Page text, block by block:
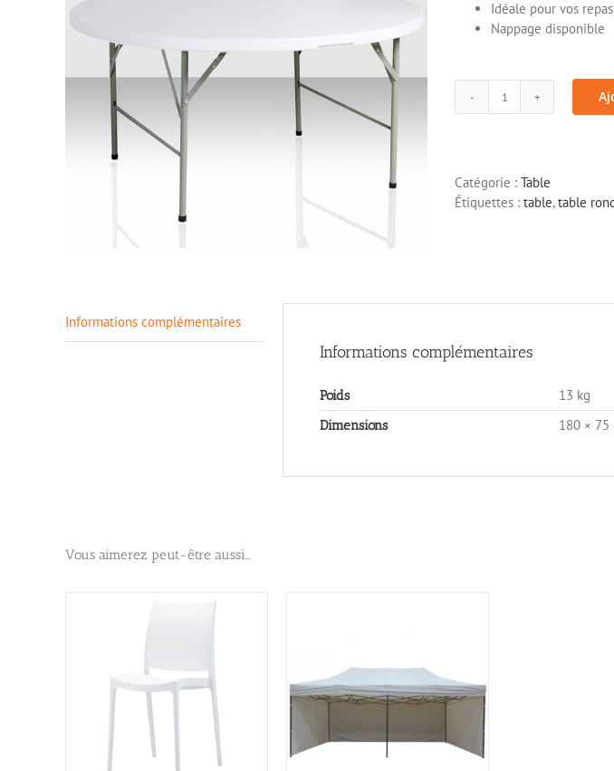
> Comptoir et Desk
> Espace lounge
> Chaise et tabouret
Idéale pour vos
Nappage disponible
quantité
ronde
Ø180
Catégorie : Table
Étiquettes : table,table
Informations complémentaires
Informations complémentaires
Poids 13 kg
Dimensions 180 × 75
Vous aimerez peut-être aussi…